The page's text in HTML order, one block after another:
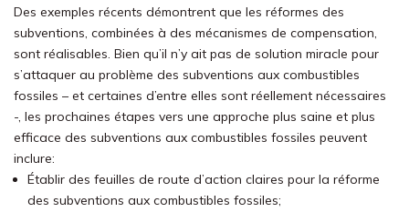
Des exemples récents démontrent que les réformes des
subventions, combinées à des mécanismes de compensation,
sont réalisables. Bien qu’il n’y ait pas de solution miracle pour
s’attaquer au problème des subventions aux combustibles
fossiles – et certaines d’entre elles sont réellement nécessaires
-, les prochaines étapes vers une approche plus saine et plus
efficace des subventions aux combustibles fossiles peuvent
inclure:
Établir des feuilles de route d’action claires pour la réforme
des subventions aux combustibles fossiles;